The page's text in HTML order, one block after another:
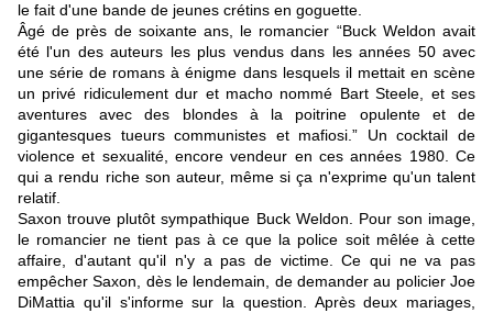
le fait d'une bande de jeunes crétins en goguette.
Âgé de près de soixante ans, le romancier “Buck Weldon avait
été l'un des auteurs les plus vendus dans les années 50 avec
une série de romans à énigme dans lesquels il mettait en scène
un privé ridiculement dur et macho nommé Bart Steele, et ses
aventures avec des blondes à la poitrine opulente et de
gigantesques tueurs communistes et mafiosi.” Un cocktail de
violence et sexualité, encore vendeur en ces années 1980. Ce
qui a rendu riche son auteur, même si ça n'exprime qu'un talent
relatif.
Saxon trouve plutôt sympathique Buck Weldon. Pour son image,
le romancier ne tient pas à ce que la police soit mêlée à cette
affaire, d'autant qu'il n'y a pas de victime. Ce qui ne va pas
empêcher Saxon, dès le lendemain, de demander au policier Joe
DiMattia qu'il s'informe sur la question. Après deux mariages,